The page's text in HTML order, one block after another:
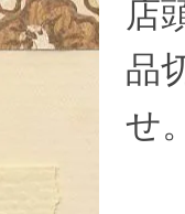
店
品
せ。